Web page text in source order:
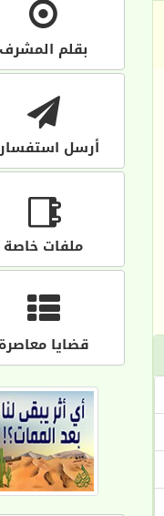
بقلم المشرف
أرسل
ملفات خاصة
قضايا معاصرة